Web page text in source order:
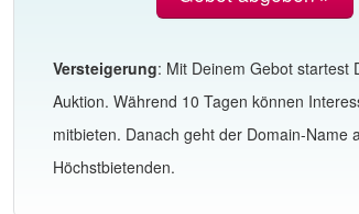
Versteigerung: Mit Deinem Gebot startest
Auktion. Während 10 Tagen können
mitbieten. Danach geht der Domain-Name
Höchstbietenden.